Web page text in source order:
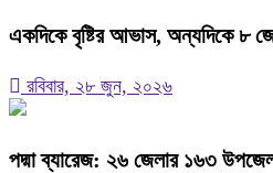
একদিকে বৃষ্টির আভাস, অন্যদিকে ৮
রবিবার, ২৮ জুন, ২০২৬
পদ্মা ব্যারেজ: ২৬ জেলার ১৬৩